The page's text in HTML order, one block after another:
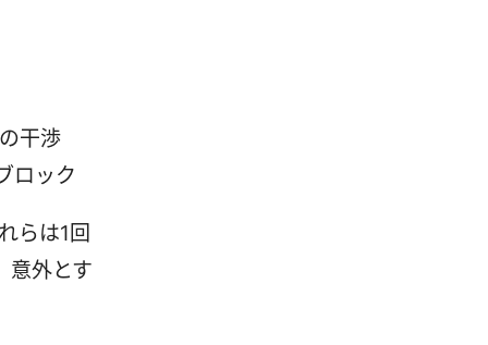
干渉
ロック
らは1回
意外とす